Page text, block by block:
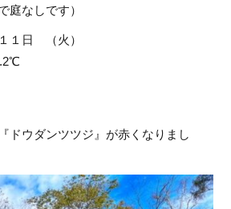
庭なしです）
１日 （火）
ドウダンツツジ』が赤くなりまし